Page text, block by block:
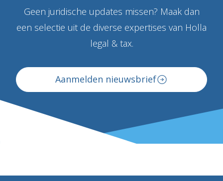
Geen juridische updates missen? Maak dan
een selectie uit de diverse expertises van Holla
legal & tax.
Aanmelden nieuwsbrief